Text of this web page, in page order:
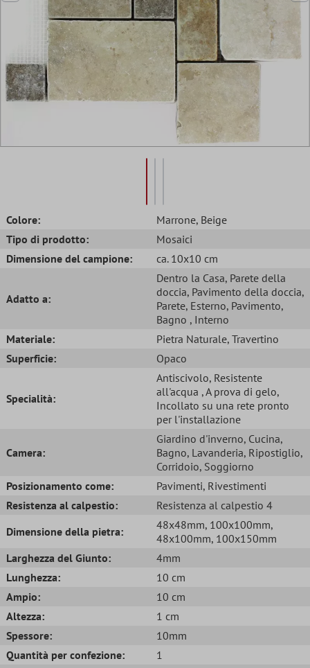
Colore: Marrone, Beige
Tipo di prodotto:
Mosaici
Dimensione del campione:
ca. 10x10 cm
Adatto a:
Dentro la Casa, Parete della
doccia, Pavimento della doccia,
Parete, Esterno, Pavimento,
Bagno , Interno
Materiale:
Pietra Naturale, Travertino
Superficie:
Opaco
Specialità:
Antiscivolo, Resistente
all'acqua , A prova di gelo,
Incollato su una rete pronto
per l'installazione
Camera:
Giardino d'inverno, Cucina,
Bagno, Lavanderia, Ripostiglio,
Corridoio, Soggiorno
Posizionamento come:
Pavimenti, Rivestimenti
Resistenza al calpestio:
Resistenza al calpestio 4
Dimensione della pietra:
48x48mm, 100x100mm,
48x100mm, 100x150mm
Larghezza del Giunto:
4mm
Lunghezza:
10 cm
Ampio:
10 cm
Altezza:
1 cm
Spessore:
10mm
Quantità per confezione:
1